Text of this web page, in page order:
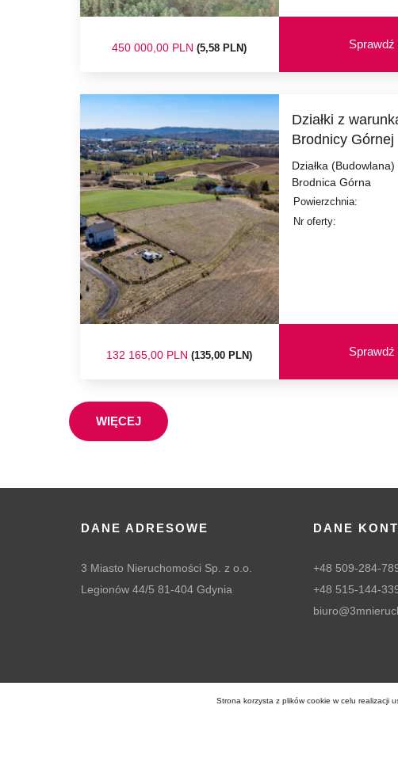
450 000,00 PLN(5,58 PLN) Sprawdź
Działki z
Brodnicy Górnej
Działka
Brodnica Górna
132 165,00 PLN(135,00 PLN)
Powierzchnia:
Nr oferty:
Sprawdź
WIĘCEJ
DANE ADRESOWE
3 Miasto Nieruchomości Sp. z o.o.
Legionów 44/5 81-404 Gdynia
DANE
+48 509-284-
+48 515-144-
Strona korzysta z plików cookie w celu realizacji